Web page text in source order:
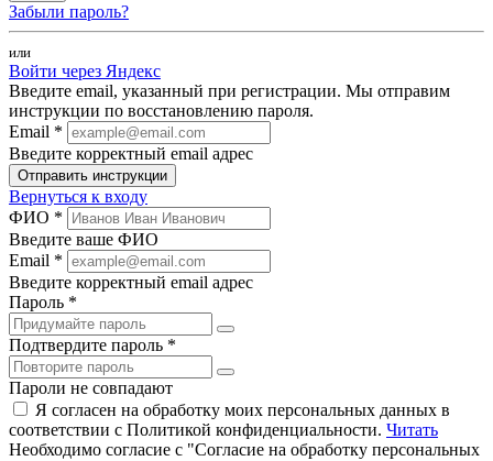
Забыли пароль?
или
Войти через Яндекс
Введите email, указанный при регистрации. Мы отправим
инструкции по восстановлению пароля.
Email *
Введите корректный email адрес
Отправить инструкции
Вернуться к входу
ФИО *
Введите ваше ФИО
Email *
Введите корректный email адрес
Пароль *
Подтвердите пароль *
Пароли не совпадают
Я согласен на обработку моих персональных данных в
соответствии с Политикой конфиденциальности. Читать
Необходимо согласие с "Согласие на обработку персональных